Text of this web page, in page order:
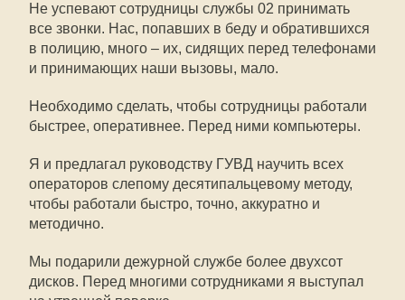
Не успевают сотрудницы службы 02 принимать
все звонки. Нас, попавших в беду и обратившихся
в полицию, много – их, сидящих перед телефонами
и принимающих наши вызовы, мало.
Необходимо сделать, чтобы сотрудницы работали
быстрее, оперативнее. Перед ними компьютеры.
Я и предлагал руководству ГУВД научить всех
операторов слепому десятипальцевому методу,
чтобы работали быстро, точно, аккуратно и
методично.
Мы подарили дежурной службе более двухсот
дисков. Перед многими сотрудниками я выступал